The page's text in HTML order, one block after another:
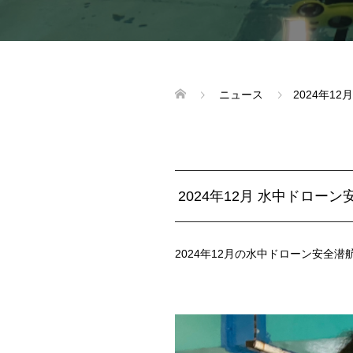
ニュース 2024年12
2024年12月 水中ドローン
2024年12月の水中ドローン安全潜